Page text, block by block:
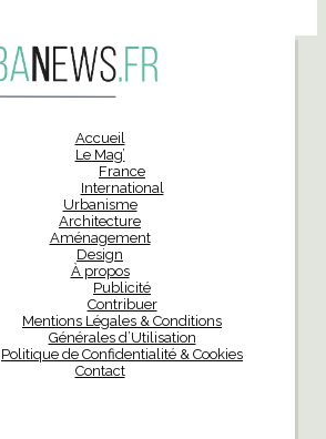
Accueil
Le Mag’
France
International
Urbanisme
Architecture
Aménagement
Design
À propos
Publicité
Contribuer
Mentions Légales & Conditions
Générales d’Utilisation
Politique de Confidentialité & Cookies
Contact